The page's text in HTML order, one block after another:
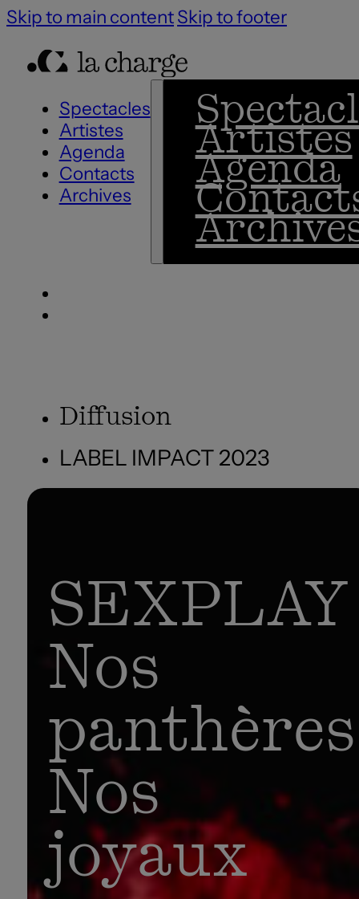
Skip to main contentSkip to footer
Spectacles
Artistes
Agenda
Contacts
Archives
Artistes
Agenda
Diffusion
LABEL IMPACT 2023
SEXPLAY
Nos
panthères
Nos
joyaux